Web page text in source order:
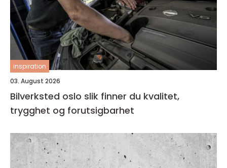
inspiration
03. August 2026
Bilverksted oslo slik finner du kvalitet,
trygghet og forutsigbarhet